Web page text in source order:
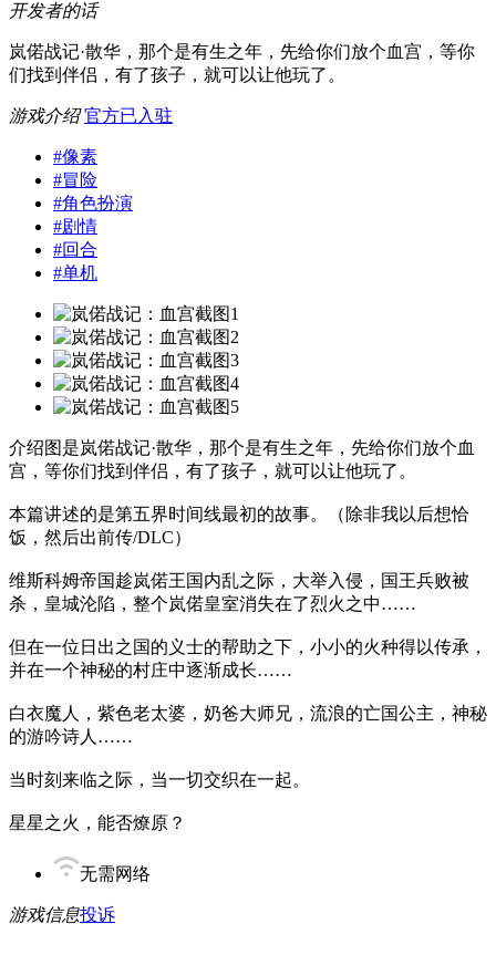
开发者的话
岚偌战记·散华，那个是有生之年，先给你们放个血宫，等你
们找到伴侣，有了孩子，就可以让他玩了。
游戏介绍 官方已入驻
#像素
#冒险
#角色扮演
#剧情
#回合
#单机
介绍图是岚偌战记·散华，那个是有生之年，先给你们放个血
宫，等你们找到伴侣，有了孩子，就可以让他玩了。
本篇讲述的是第五界时间线最初的故事。（除非我以后想恰
饭，然后出前传/DLC）
维斯科姆帝国趁岚偌王国内乱之际，大举入侵，国王兵败被
杀，皇城沦陷，整个岚偌皇室消失在了烈火之中……
但在一位日出之国的义士的帮助之下，小小的火种得以传承，
并在一个神秘的村庄中逐渐成长……
白衣魔人，紫色老太婆，奶爸大师兄，流浪的亡国公主，神秘
的游吟诗人……
当时刻来临之际，当一切交织在一起。
星星之火，能否燎原？
无需网络
游戏信息投诉